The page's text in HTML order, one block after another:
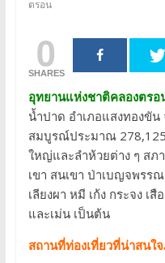
ตรอน
0
SHARES
อุทยานแห่งชาติคลองตรอ
น้ำปาด อำเภอแสงทองขั
สมบูรณ์ประมาณ
ใหญ่และลำห้วยต่าง ๆ สภ
เขา สนเขา ป่าเบญจพรร
เลียงผา หมี เก้ง กระจง เ
และเม่น เป็นต้น
สถานที่ท่องเที่ยวที่น่าสนใ